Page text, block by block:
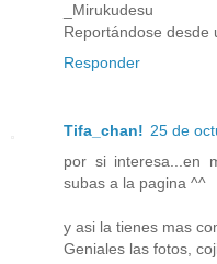
_Mirukudesu
Reportándose desde
Responder
Tifa_chan! 25 de
por si interesa...en
subas a la pagina ^^
y asi la tienes mas
Geniales las fotos,